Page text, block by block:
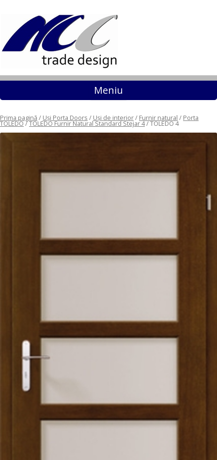
Meniu Sari la conținut
Prima pagină / Uși Porta Doors / Uși de interior/ Furnir natural / Porta
TOLEDO/TOLEDO Furnir Natural Standard Stejar 4/ TOLEDO 4